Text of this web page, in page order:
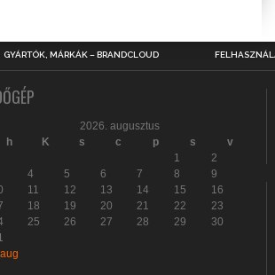
GYÁRTÓK, MÁRKÁK – BRANDCLOUD
2026. augusztus
h
K s c p s
v
1
2
4 5 6 7 8
9
11 12 13 14 15
16
18 19 20 21 22
23
25 26 27 28 29
30